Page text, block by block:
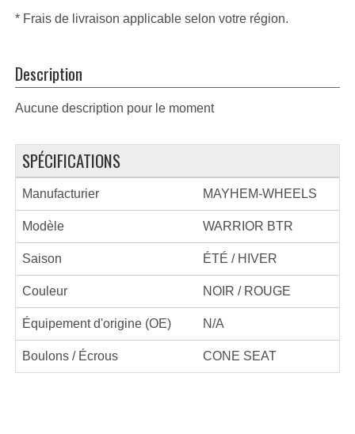
* Frais de livraison applicable selon votre région.
Description
Aucune description pour le moment
SPÉCIFICATIONS
Manufacturier MAYHEM-WHEELS
Modèle WARRIOR BTR
Saison ÉTÉ / HIVER
Couleur NOIR / ROUGE
Équipement d'origine (OE) N/A
Boulons / Écrous CONE SEAT